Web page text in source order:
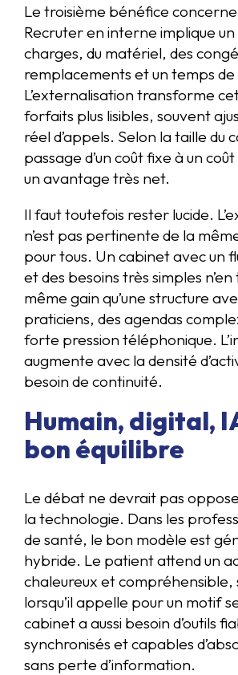
Le troisième bénéfice concerne
Recruter en interne implique un
charges, du matériel, des
remplacements et un temps
L’externalisation transforme
forfaits plus lisibles, souvent
réel d’appels. Selon la taille du
passage d’un coût fixe à un
un avantage très net.
Il faut toutefois rester lucide.
n’est pas pertinente de la
pour tous. Un cabinet avec un
et des besoins très simples
même gain qu’une structure
praticiens, des agendas
forte pression téléphonique.
augmente avec la densité
besoin de continuité.
Humain, digital,
bon équilibre
Le débat ne devrait pas
la technologie. Dans les
de santé, le bon modèle est
hybride. Le patient attend un
chaleureux et compréhensible,
lorsqu’il appelle pour un motif
cabinet a aussi besoin d’outils
synchronisés et capables
sans perte d’information.